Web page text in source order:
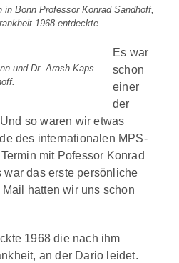
Bonn Professor Konrad Sandhoff,
1968 entdeckte.
und Dr. Arash-Kaps
Es war
schon
einer
der
so waren wir etwas
des internationalen MPS-
mit Pofessor Konrad
das erste persönliche
hatten wir uns schon
1968 die nach ihm
an der Dario leidet.